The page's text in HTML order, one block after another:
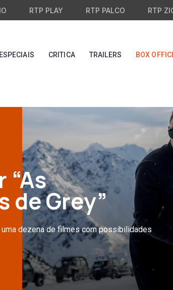
RTP PLAY RTP PALCO RTP
ESPECIAIS CRITICA TRAILERS BOX
“As
de Grey”
dezena de filmes com possibilidades